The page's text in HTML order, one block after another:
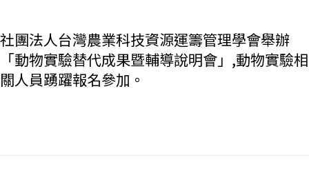
社團法人台灣農業科技資源運籌管理學會舉辦
「動物實驗替代成果暨輔導說明會」,動物實驗相
關人員踴躍報名參加。